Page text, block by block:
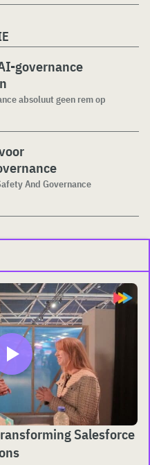
governance
absoluut geen rem op
And Governance
Salesforce